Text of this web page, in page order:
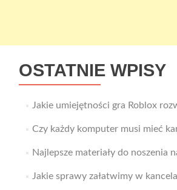
OSTATNIE WPISY
Jakie umiejętności gra Roblox
Czy każdy komputer musi mieć
Najlepsze materiały do noszenia
Jakie sprawy załatwimy w